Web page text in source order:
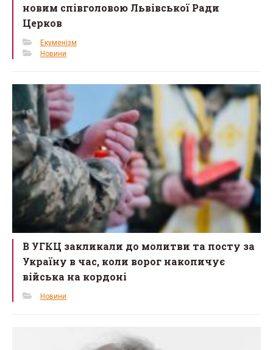
новим співголовою Львівської Ради
Церков
Екуменізм
Новини
В УГКЦ закликали до молитви та посту за
Україну в час, коли ворог накопичує
війська на кордоні
Новини